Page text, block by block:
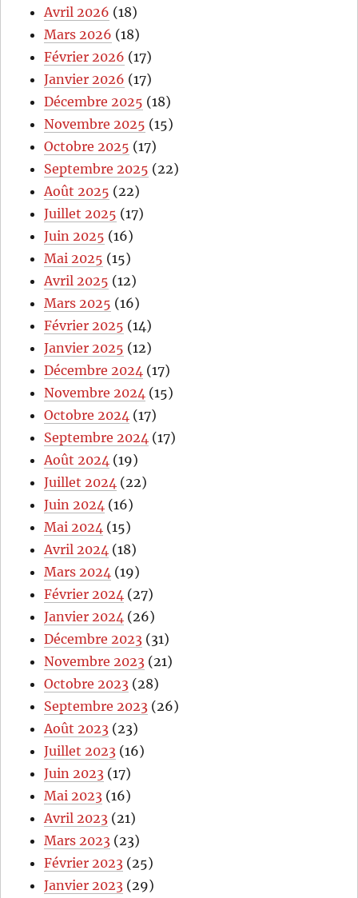
Avril 2026 (18)
Mars 2026 (18)
Février 2026 (17)
Janvier 2026 (17)
Décembre 2025 (18)
Novembre 2025 (15)
Octobre 2025 (17)
Septembre 2025 (22)
Août 2025 (22)
Juillet 2025 (17)
Juin 2025 (16)
Mai 2025 (15)
Avril 2025 (12)
Mars 2025 (16)
Février 2025 (14)
Janvier 2025 (12)
Décembre 2024 (17)
Novembre 2024 (15)
Octobre 2024 (17)
Septembre 2024 (17)
Août 2024 (19)
Juillet 2024 (22)
Juin 2024 (16)
Mai 2024 (15)
Avril 2024 (18)
Mars 2024 (19)
Février 2024 (27)
Janvier 2024 (26)
Décembre 2023 (31)
Novembre 2023 (21)
Octobre 2023 (28)
Septembre 2023 (26)
Août 2023 (23)
Juillet 2023 (16)
Juin 2023 (17)
Mai 2023 (16)
Avril 2023 (21)
Mars 2023 (23)
Février 2023 (25)
Janvier 2023 (29)